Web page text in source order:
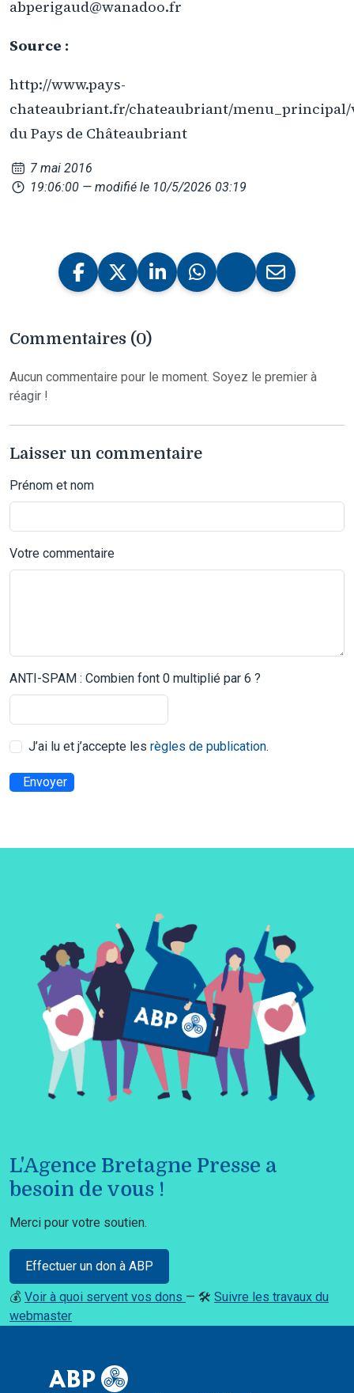
abperigaud@wanadoo.fr
Source :
http://www.pays-
chateaubriant.fr/chateaubriant/menu_principal/
du Pays de Châteaubriant
7 mai 2016
19:06:00 — modifié le 10/5/2026 03:19
Commentaires (0)
Aucun commentaire pour le moment. Soyez le premier à
réagir !
Laisser un commentaire
Prénom et nom
Votre commentaire
ANTI-SPAM : Combien font 0 multiplié par 6 ?
J’ai lu et j’accepte les règles de publication.
Envoyer
L'Agence Bretagne Presse a
besoin de vous !
Merci pour votre soutien.
Effectuer un don à ABP
💰 Voir à quoi servent vos dons — 🛠️ Suivre les travaux du
webmaster